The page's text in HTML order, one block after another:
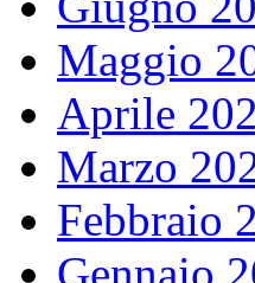
Maggio
Aprile
Marzo
Febbraio
Gennaio